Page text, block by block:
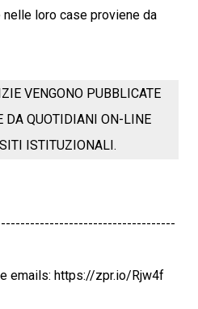
loro case proviene da
VENGONO PUBBLICATE
DA QUOTIDIANI ON-LINE
ISTITUZIONALI.
emails: https://zpr.io/Rjw4f